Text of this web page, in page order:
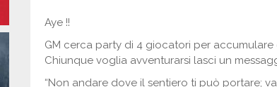
Aye !!
GM cerca party di 4 giocatori per
Chiunque voglia avventurarsi lasci un
“Non andare dove il sentiero ti può portare;